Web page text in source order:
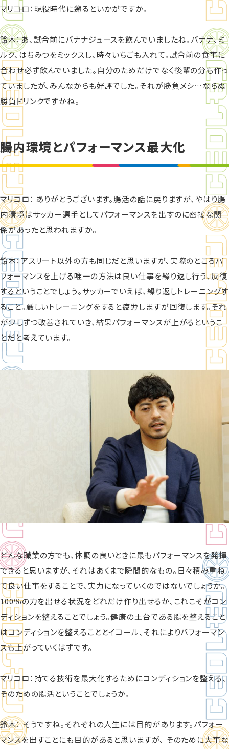
マリコロ：現役時代に遡るといかがですか。
鈴木：あ、試合前にバナナジュースを飲んでいましたね。バナナ、ミ
ルク、はちみつをミックスし、時々いちごも入れて。試合前の食事に
合わせ必ず飲んでいました。自分のためだけでなく後輩の分も作っ
ていましたが、みんなからも好評でした。それが勝負メシ…ならぬ
勝負ドリンクですかね。
腸内環境とパフォーマンス最大化
マリコロ： ありがとうございます。腸活の話に戻りますが、やはり腸
内環境はサッカー選手としてパフォーマンスを出すのに密接な関
係があったと思われますか。
鈴木：アスリート以外の方も同じだと思いますが、実際のところパ
フォーマンスを上げる唯一の方法は良い仕事を繰り返し行う、反復
するということでしょう。サッカーでいえば、繰り返しトレーニングす
ること。厳しいトレーニングをすると疲労しますが回復します。それ
が少しずつ改善されていき、結果パフォーマンスが上がるというこ
とだと考えています。
どんな職業の方でも、体調の良いときに最もパフォーマンスを発揮
できると思いますが、それはあくまで瞬間的なもの。日々積み重ね
て良い仕事をすることで、実力になっていくのではないでしょうか。
100％の力を出せる状況をどれだけ作り出せるか、これこそがコン
ディションを整えることでしょう。健康の土台である腸を整えること
はコンディションを整えることとイコール、それによりパフォーマン
スも上がっていくはずです。
マリコロ：持てる技術を最大化するためにコンディションを整える、
そのための腸活ということでしょうか。
鈴木： そうですね。それぞれの人生には目的があります。パフォー
マンスを出すことにも目的があると思いますが、 そのために大事な